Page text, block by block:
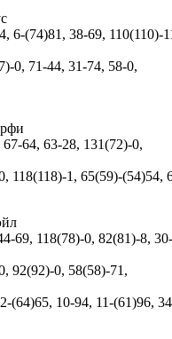
6-(74)81, 38-69, 110(110)-
0, 71-44, 31-74, 58-0,
64, 63-28, 131(72)-0,
118(118)-1, 65(59)-(54)54,
69, 118(78)-0, 82(81)-8, 30-
92(92)-0, 58(58)-71,
(64)65, 10-94, 11-(61)96,